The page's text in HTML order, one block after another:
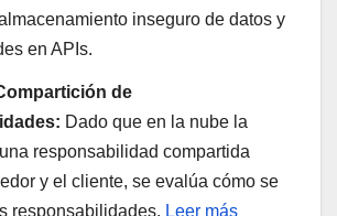
inseguro de datos y
en APIs.
de
Dado que en la nube la
responsabilidad compartida
y el cliente, se evalúa cómo se
responsabilidades. Leer más